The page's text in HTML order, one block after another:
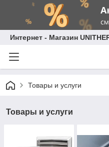
Интернет - Магазин
Товары и услуги
Товары и услуги